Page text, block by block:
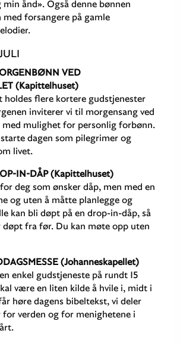
min ånd». Også denne bønnen
med forsangere på gamle
VED
(Kapittelhuset)
holdes flere kortere gudstjenester
inviterer vi til morgensang ved
mulighet for personlig forbønn.
dagen som pilegrimer og
livet.
IN-DÅP (Kapittelhuset)
deg som ønsker dåp, men med en
og uten å måtte planlegge og
kan bli døpt på en drop-in-dåp, så
døpt fra før. Du kan møte opp uten
(Johanneskapellet)
enkel gudstjeneste på rundt 15
være en liten kilde å hvile i, midt i
høre dagens bibeltekst, vi deler
for verden og for menighetene i